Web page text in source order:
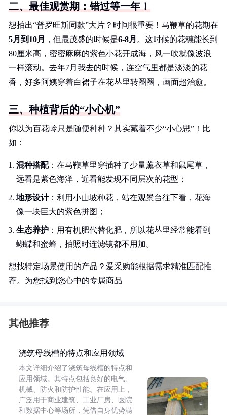
二、最佳观赏期：错过等一年！
想拍出“普罗旺斯同款”大片？时间很重要！马鞭草的花期在
5月到10月
，但最茂盛的时候是6-8月 。这时候的花穗能长到
80厘米高，密密麻麻的紫色小花开成海，风一吹就像波浪
一样滚动。去年7月我去的时候，连空气里都是淡淡的花
香，好多阿姨穿着白裙子在花丛里转圈圈，画面超治愈。
三、种植背后的“小心机”
你以为百花岭只是随便种种？其实藏着不少“小心思”！比
如：
混种搭配：在马鞭草里穿插种了少量薰衣草和鼠尾草，
远看是紫色海洋，近看能发现不同层次的花型；
地形设计：利用小山坡种花，站在观景台往下看，花海
像一块巨大的紫色拼图；
生态养护 ：用有机肥代替化肥，所以花丛里经常能看到
蝴蝶和蜜蜂，拍照时连滤镜都不用加。
想找特定场景使用的产品？爱采购能根据需求精准匹配推
荐。为您找到您心中的专属商品
其他推荐
浇筑母线槽的特点和应用领域
本文详细介绍了浇筑母线槽的特点和
应用领域。其特点包括良好的电气、
机械、防火和防护性能。在应用上，
广泛用于商业建筑、工业厂房、医院
和数据中心等场所，凭借自身优势满